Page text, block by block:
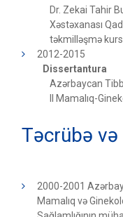
Dr. Zekai Tahir
Xəstəxanası
təkmilləşmə
2012-2015
Dissertantura
Azərbaycan
II Mamalıq-
Təcrübə və
2000-2001
Mamalıq və